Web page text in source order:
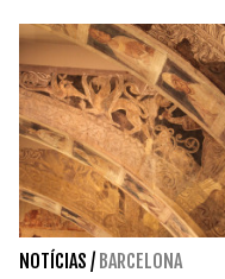
NOTÍCIAS / BARCELONA